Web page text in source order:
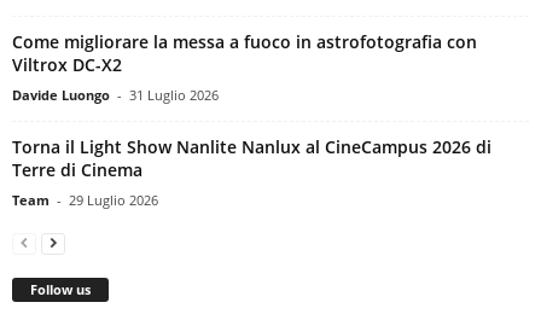
Come migliorare la messa a fuoco in astrofotografia con
Viltrox DC-X2
Davide Luongo - 31 Luglio 2026
Torna il Light Show Nanlite Nanlux al CineCampus 2026 di
Terre di Cinema
Team - 29 Luglio 2026
Follow us